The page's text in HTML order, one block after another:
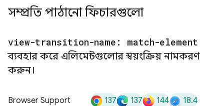
সম্প্রতি পাঠানো ফিচারগুলো
view-transition-name: match-element
ব্যবহার করে এলিমেন্টগুলোর স্বয়ংক্রিয় নামকরণ
করুন।
Browser Support 137 137 144 18.4